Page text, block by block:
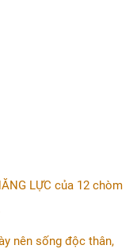
LỰC của 12 chòm
nên sống độc thân,